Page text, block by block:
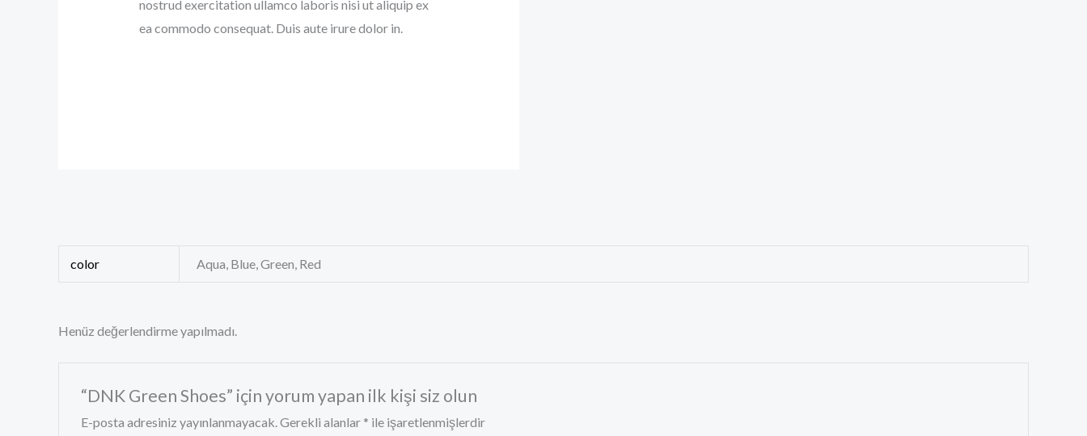
nostrud exercitation ullamco laboris nisi ut aliquip ex
ea commodo consequat. Duis aute irure dolor in.
color Aqua, Blue, Green, Red
Henüz değerlendirme yapılmadı.
“DNK Green Shoes” için yorum yapan ilk kişi siz olun
E-posta adresiniz yayınlanmayacak.Gerekli alanlar * ile işaretlenmişlerdir